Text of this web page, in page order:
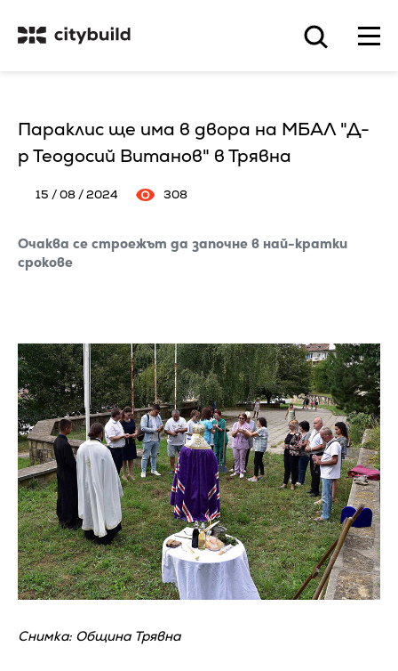
Параклис ще има в двора на МБАЛ "Д-
р Теодосий Витанов" в Трявна
15 / 08 / 2024 308
Очаква се строежът да започне в най-кратки
срокове
Снимка: Община Трявна